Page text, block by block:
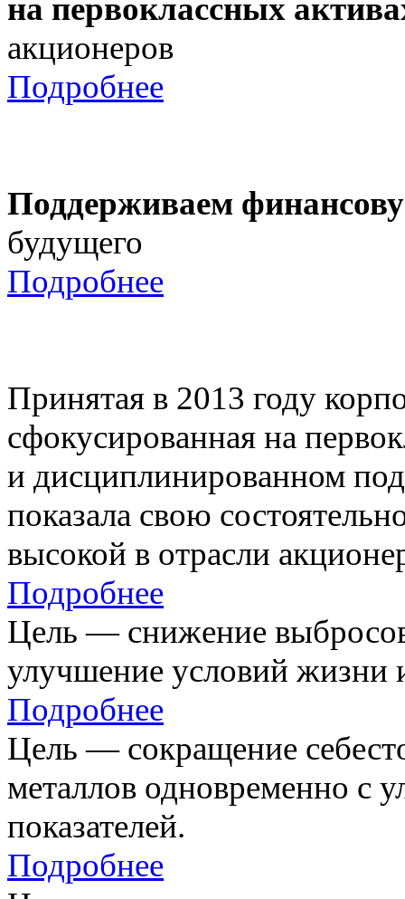
на первоклассных
акционеров
Подробнее
Поддерживаем
будущего
Подробнее
Принятая в 2013 году
сфокусированная на
и дисциплинированном
показала свою
высокой в отрасли
Подробнее
Цель — снижение
улучшение условий жизни
Подробнее
Цель — сокращение
металлов одновременно с
показателей.
Подробнее